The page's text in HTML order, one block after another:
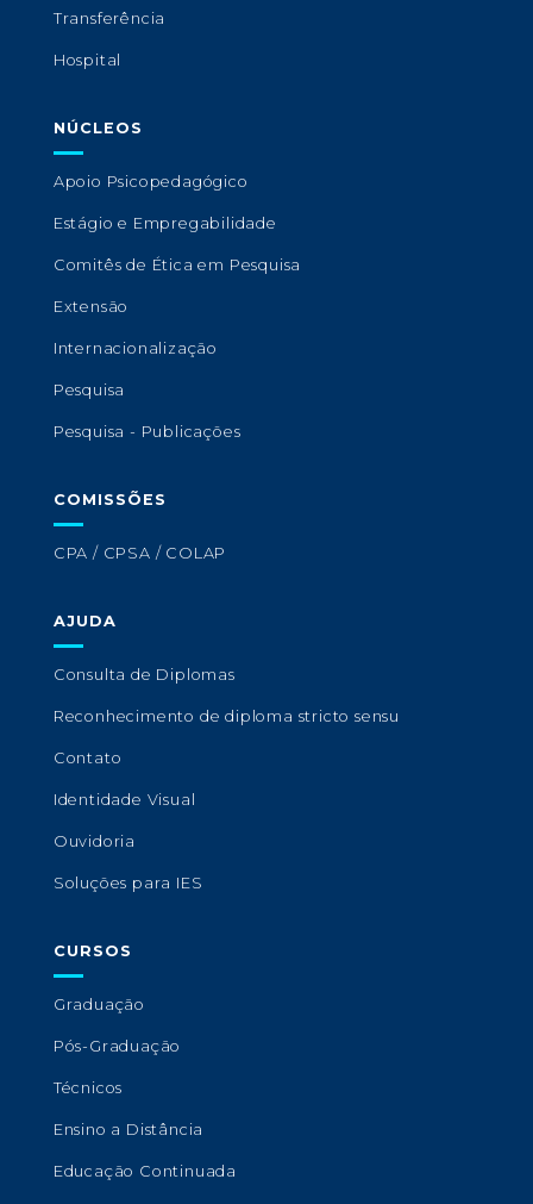
Transferência
Hospital
NÚCLEOS
Apoio Psicopedagógico
Estágio e Empregabilidade
Comitês de Ética em Pesquisa
Extensão
Internacionalização
Pesquisa
Pesquisa - Publicações
COMISSÕES
CPA / CPSA / COLAP
AJUDA
Consulta de Diplomas
Reconhecimento de diploma stricto sensu
Contato
Identidade Visual
Ouvidoria
Soluções para IES
CURSOS
Graduação
Pós-Graduação
Técnicos
Ensino a Distância
Educação Continuada